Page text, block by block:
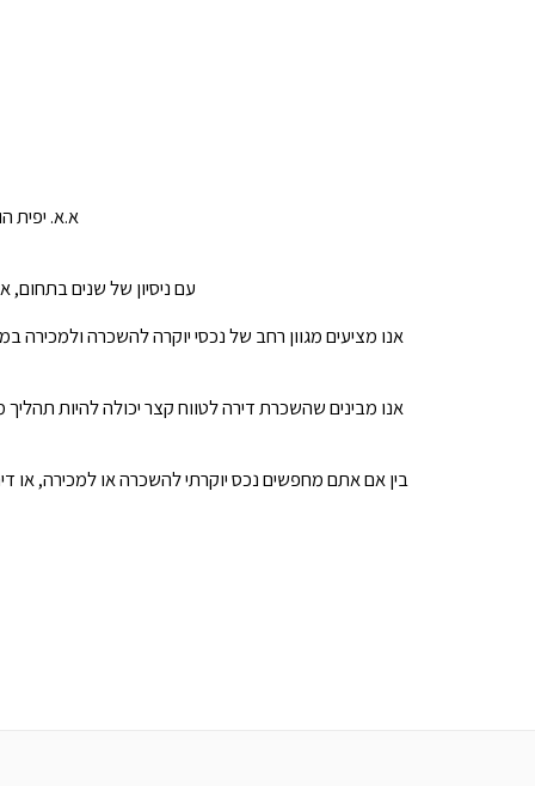
א.א. יפית
עם ניסיון של שנים
אנו מציעים מגוון רחב של נכסי יוקרה להשכרה ולמכירה
אנו מבינים שהשכרת דירה לטווח קצר יכולה להיות
בין אם אתם מחפשים נכס יוקרתי להשכרה או למכירה, או